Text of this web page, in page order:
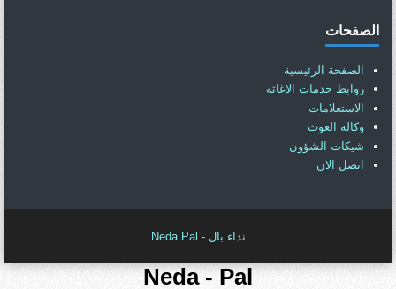
الصفحات
الصفحة الرئيسية
روابط خدمات الاغاثة
الاستعلامات
وكالة الغوث
شيكات الشؤون
اتصل الان
نداء بال - Neda Pal
Neda - Pal